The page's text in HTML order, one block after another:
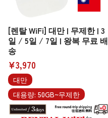
[렌탈 WiFi] 대만 | 무제한 | 3
일 / 5일 / 7일 | 왕복 무료 배
송
¥3,970
대만
대용량: 50GB~무제한